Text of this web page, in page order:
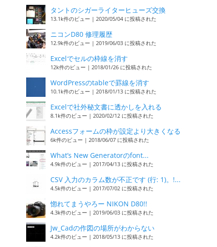
タントのシガーライターヒューズ交換
13.1k件のビュー | 2020/05/04 に投稿された
ニコンD80 修理履歴
12.9k件のビュー | 2019/06/03 に投稿された
Excelでセルの枠線を消す
12k件のビュー | 2018/01/26 に投稿された
WordPressのtableで罫線を消す
10.1k件のビュー | 2018/01/13 に投稿された
Excelで社外秘文書に透かしを入れる
8.1k件のビュー | 2020/02/12 に投稿された
Accessフォームの枠が設定より大きくなる
6k件のビュー | 2018/06/07 に投稿された
What’s New Generatorのfont...
4.9k件のビュー | 2017/04/13 に投稿された
CSV 入力のカラム数が不正です (行: 1)。!...
4.5k件のビュー | 2017/07/02 に投稿された
惚れてまうやろー NIKON D80!!
4.3k件のビュー | 2019/06/03 に投稿された
Jw_Cadの作図の場所がわからない
4.2k件のビュー | 2018/05/13 に投稿された